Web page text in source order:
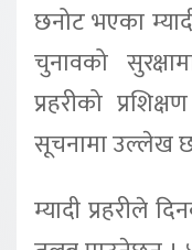
छनोट भएका
चुनावको
प्रहरीको
सूचनामा उल्लेख
म्यादी प्रहरीले